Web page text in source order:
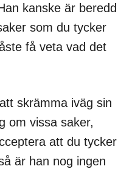
kanske är beredd
som du tycker
få veta vad det
skrämma iväg sin
om vissa saker,
att du tycker
är han nog ingen